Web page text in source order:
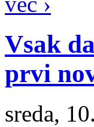
Vsak
prvi
sreda,